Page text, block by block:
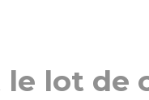
lot de